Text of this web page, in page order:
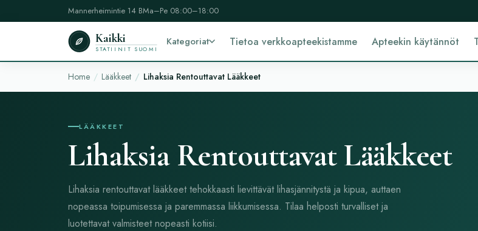
Mannerheimintie 14 BMa–Pe 08:00–18:00
Kaikki
STATIINIT SUOMI
Kategoriat Tietoa verkkoapteekistamme Apteekin käytännöt
Home Lääkkeet Lihaksia Rentouttavat Lääkkeet
LÄÄKKEET
Lihaksia Rentouttavat Lääkkeet
Lihaksia rentouttavat lääkkeet tehokkaasti lievittävät lihasjännitystä ja kipua, auttaen
nopeassa toipumisessa ja paremmassa liikkumisessa. Tilaa helposti turvalliset ja
luotettavat valmisteet nopeasti kotiisi.